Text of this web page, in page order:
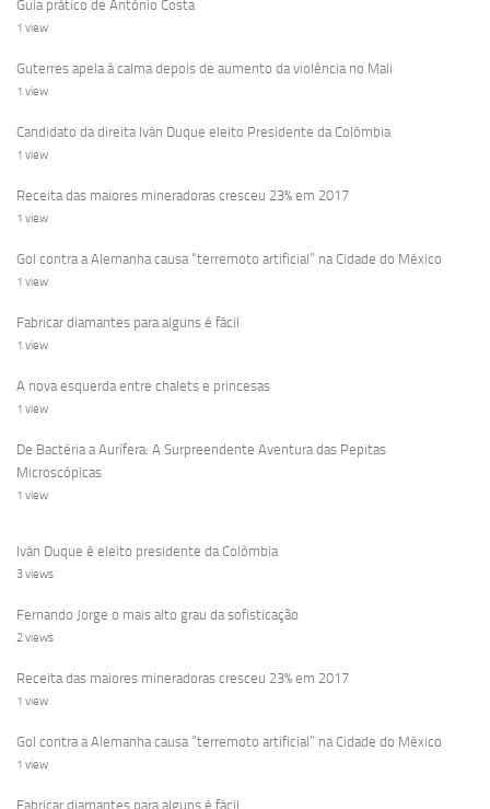
Guia prático de António Costa
1 view
Guterres apela à calma depois de aumento da violência no Mali
1 view
Candidato da direita Iván Duque eleito Presidente da Colômbia
1 view
Receita das maiores mineradoras cresceu 23% em 2017
1 view
Gol contra a Alemanha causa “terremoto artificial” na Cidade do México
1 view
Fabricar diamantes para alguns é fácil
1 view
A nova esquerda entre chalets e princesas
1 view
De Bactéria a Aurífera: A Surpreendente Aventura das Pepitas
Microscópicas
1 view
Iván Duque é eleito presidente da Colômbia
3 views
Fernando Jorge o mais alto grau da sofisticação
2 views
Receita das maiores mineradoras cresceu 23% em 2017
1 view
Gol contra a Alemanha causa “terremoto artificial” na Cidade do México
1 view
Fabricar diamantes para alguns é fácil